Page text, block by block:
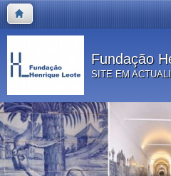
Fundação
SITE EM